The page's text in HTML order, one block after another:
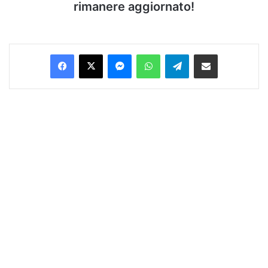
rimanere aggiornato!
Facebook
X MessengerWhatsAppTelegramCondividi via Email